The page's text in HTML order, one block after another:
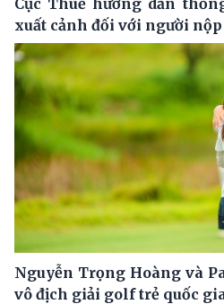
xuất cảnh đối với người
Nguyễn Trọng Hoàng và
vô địch giải golf trẻ quốc